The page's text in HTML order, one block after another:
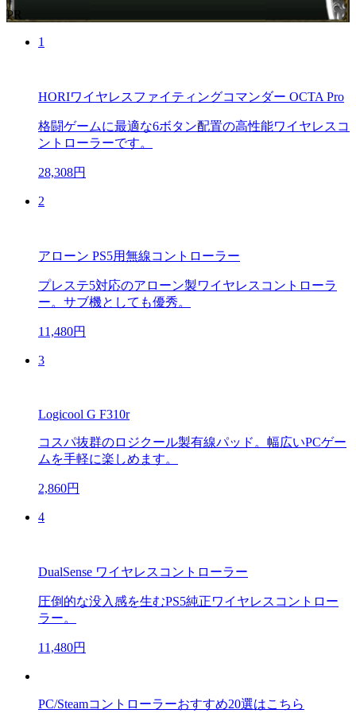
PR
1
HORIワイヤレスファイティングコマンダー OCTA Pro
格闘ゲームに最適な6ボタン配置の高性能ワイヤレスコ
ントローラーです。
28,308円
2
アローン PS5用無線コントローラー
プレステ5対応のアローン製ワイヤレスコントローラ
ー。サブ機としても優秀。
11,480円
3
Logicool G F310r
コスパ抜群のロジクール製有線パッド。幅広いPCゲー
ムを手軽に楽しめます。
2,860円
4
DualSense ワイヤレスコントローラー
圧倒的な没入感を生むPS5純正ワイヤレスコントロー
ラー。
11,480円
PC/Steamコントローラーおすすめ20選はこちら